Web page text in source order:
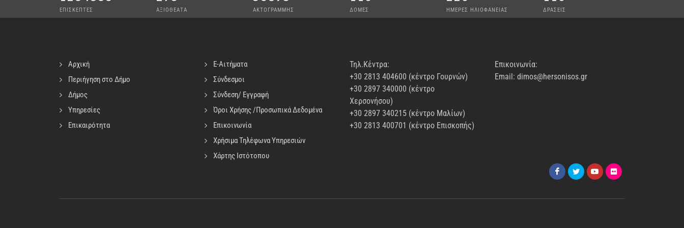
ΕΠΙΣΚΕΠΤΕΣ ΑΞΙΟΘΕΑΤΑ ΑΚΤΟΓΡΑΜΜΗΣ ΔΟΜΕΣ ΗΜΕΡΕΣ ΗΛΙΟΦΑΝΕΙΑΣ ΔΡΑΣΕΙΣ
Αρχική
Περιήγηση στο Δήμο
Δήμος
Υπηρεσίες
Επικαιρότητα
E-Αιτήματα
Σύνδεσμοι
Σύνδεση/ Εγγραφή
Όροι Χρήσης /Προσωπικά Δεδομένα
Επικοινωνία
Χρήσιμα Τηλέφωνα Υπηρεσιών
Χάρτης Ιστότοπου
Τηλ.Κέντρα:
+30 2813 404600 (κέντρο Γουρνών)
+30 2897 340000 (κέντρο
Χερσονήσου)
+30 2897 340215 (κέντρο Μαλίων)
+30 2813 400701 (κέντρο Επισκοπής)
Επικοινωνία:
Email: dimos@hersonisos.gr